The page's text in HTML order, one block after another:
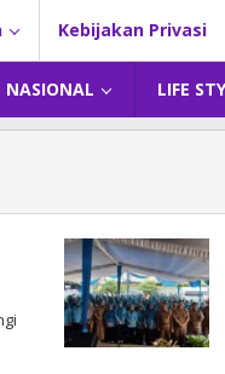
Kebijakan Privasi
NASIONAL LIFE